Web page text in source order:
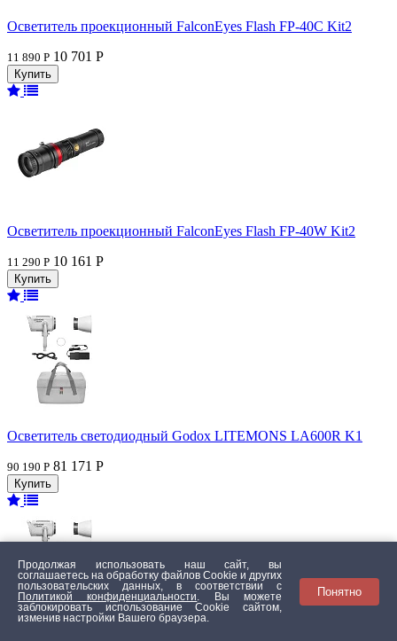
Осветитель проекционный FalconEyes Flash FP-40C Kit2
11 890 Р 10 701 Р
Осветитель проекционный FalconEyes Flash FP-40W Kit2
11 290 Р 10 161 Р
Осветитель светодиодный Godox LITEMONS LA600R K1
90 190 Р 81 171 Р
Продолжая использовать наш сайт, вы
соглашаетесь на обработку файлов Сookie и других
пользовательских данных, в соответствии с
Политикой конфиденциальности
. Вы можете
заблокировать использование Cookie сайтом,
изменив настройки Вашего браузера.
Понятно